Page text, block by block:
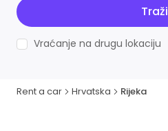
Traži
Vraćanje na drugu lokaciju
Rent a car Hrvatska Rijeka